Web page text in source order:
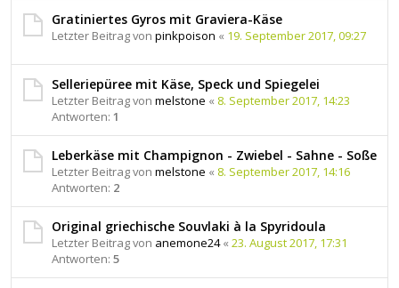
Gratiniertes Gyros mit Graviera-Käse
Letzter Beitrag von pinkpoison « 19. September 2017, 09:27
Selleriepüree mit Käse, Speck und Spiegelei
Letzter Beitrag von melstone « 8. September 2017, 14:23
Antworten: 1
Leberkäse mit Champignon - Zwiebel - Sahne - Soße
Letzter Beitrag von melstone « 8. September 2017, 14:16
Antworten: 2
Original griechische Souvlaki à la Spyridoula
Letzter Beitrag von anemone24« 23. August 2017, 17:31
Antworten: 5